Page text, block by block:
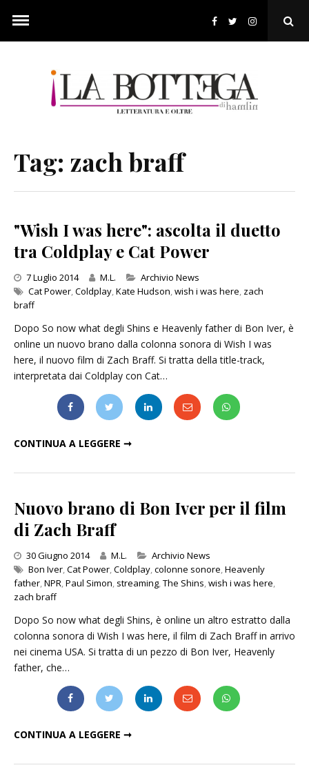
content
Tag: zach braff
"Wish I was here": ascolta il duetto
tra Coldplay e Cat Power
7 Luglio 2014 M.L. Categories
Archivio News
Cat Power,Coldplay,Kate Hudson,wish i was here, zach
braff
Dopo So now what degli Shins e Heavenly father di Bon Iver, è
online un nuovo brano dalla colonna sonora di Wish I was
here, il nuovo film di Zach Braff. Si tratta della title-track,
interpretata dai Coldplay con Cat…
CONTINUA A LEGGERE ➞
Nuovo brano di Bon Iver per il film
di Zach Braff
30 Giugno 2014 M.L. Categories
Archivio News
Bon Iver,Cat Power,Coldplay,colonne sonore,Heavenly
father,NPR,Paul Simon, streaming,The Shins,wish i was here,
zach braff
Dopo So now what degli Shins, è online un altro estratto dalla
colonna sonora di Wish I was here, il film di Zach Braff in arrivo
nei cinema USA. Si tratta di un pezzo di Bon Iver, Heavenly
father, che…
CONTINUA A LEGGERE ➞